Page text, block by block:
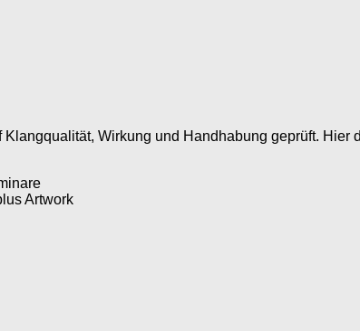
Klangqualität, Wirkung und Handhabung geprüft. Hier
Artwork